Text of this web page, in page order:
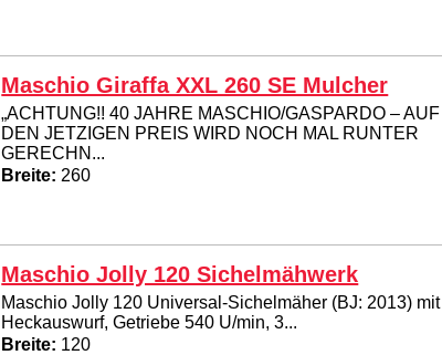
Maschio Giraffa XXL 260 SE Mulcher
„ACHTUNG!! 40 JAHRE MASCHIO/GASPARDO – AUF
DEN JETZIGEN PREIS WIRD NOCH MAL RUNTER
GERECHN...
Breite: 260
Maschio Jolly 120 Sichelmähwerk
Maschio Jolly 120 Universal-Sichelmäher (BJ: 2013) mit
Heckauswurf, Getriebe 540 U/min, 3...
Breite: 120